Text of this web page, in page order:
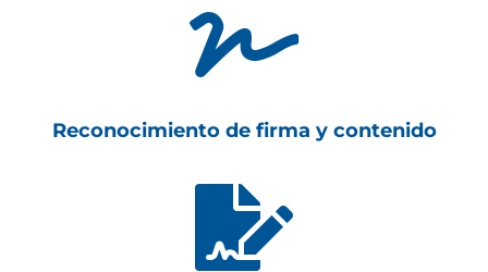

Reconocimiento de firma y contenido
